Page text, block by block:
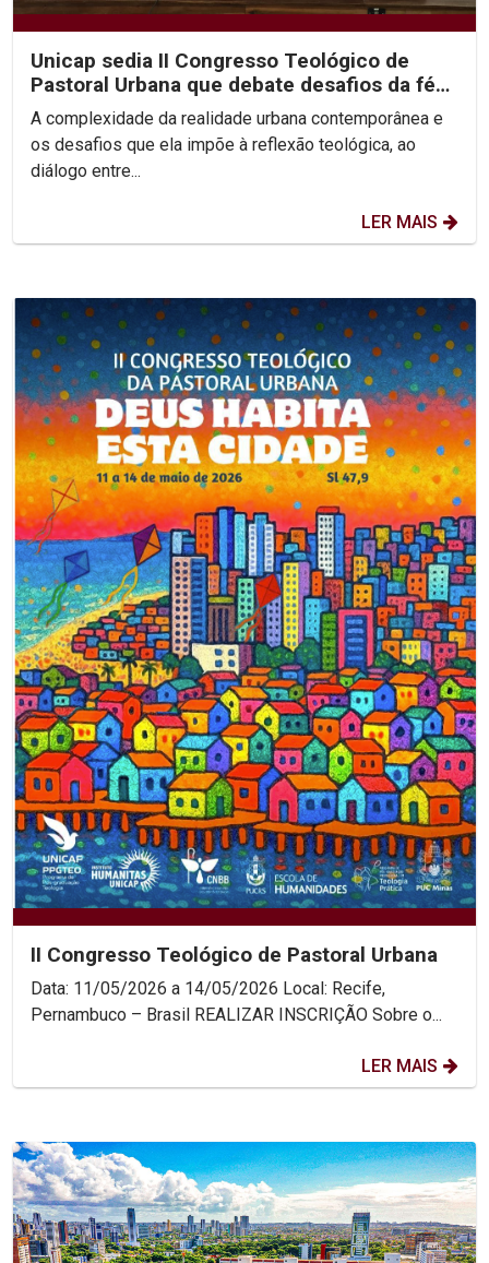
Unicap sedia II Congresso Teológico de
Pastoral Urbana que debate desafios da fé
nas cidades
A complexidade da realidade urbana contemporânea e
os desafios que ela impõe à reflexão teológica, ao
diálogo entre...
LER MAIS
II Congresso Teológico de Pastoral Urbana
Data: 11/05/2026 a 14/05/2026 Local: Recife,
Pernambuco – Brasil REALIZAR INSCRIÇÃO Sobre o...
LER MAIS